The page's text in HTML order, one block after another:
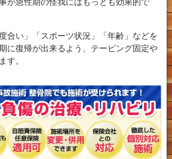
合い」「スポーツ状況」「年齢」などを
に復帰が出来るよう、テーピング固定や
す。